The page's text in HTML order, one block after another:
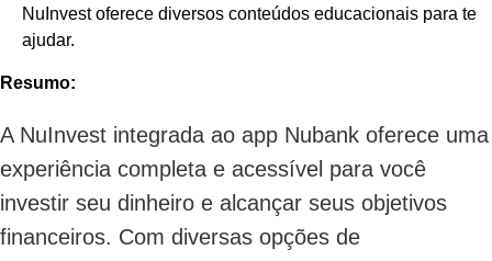
NuInvest oferece diversos conteúdos educacionais para te
ajudar.
Resumo:
A NuInvest integrada ao app Nubank oferece uma
experiência completa e acessível para você
investir seu dinheiro e alcançar seus objetivos
financeiros. Com diversas opções de